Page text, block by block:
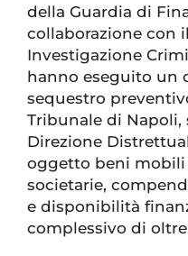
della Guardia di
collaborazione con
Investigazione
hanno eseguito un
sequestro
Tribunale di Napoli,
Direzione
oggetto beni
societarie,
e disponibilità
complessivo di